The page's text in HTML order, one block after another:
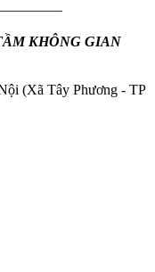
KHÔNG GIAN
(Xã Tây Phương - TP